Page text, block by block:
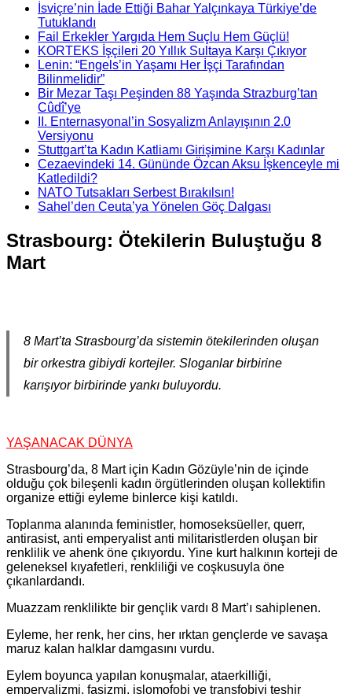
İsviçre’nin İade Ettiği Bahar Yalçınkaya Türkiye’de
Tutuklandı
Fail Erkekler Yargıda Hem Suçlu Hem Güçlü!
KORTEKS İşçileri 20 Yıllık Sultaya Karşı Çıkıyor
Lenin: “Engels’in Yaşamı Her İşçi Tarafından
Bilinmelidir”
Bir Mezar Taşı Peşinden 88 Yaşında Strazburg’tan
Cûdî’ye
II. Enternasyonal’in Sosyalizm Anlayışının 2.0
Versiyonu
Stuttgart’ta Kadın Katliamı Girişimine Karşı Kadınlar
Cezaevindeki 14. Gününde Özcan Aksu İşkenceyle mi
Katledildi?
NATO Tutsakları Serbest Bırakılsın!
Sahel’den Ceuta’ya Yönelen Göç Dalgası
Strasbourg: Ötekilerin Buluştuğu 8
Mart
8 Mart’ta Strasbourg’da sistemin ötekilerinden oluşan
bir orkestra gibiydi kortejler. Sloganlar birbirine
karışıyor birbirinde yankı buluyordu.
YAŞANACAK DÜNYA
Strasbourg’da, 8 Mart için Kadın Gözüyle’nin de içinde
olduğu çok bileşenli kadın örgütlerinden oluşan kollektifin
organize ettiği eyleme binlerce kişi katıldı.
Toplanma alanında feministler, homoseksüeller, querr,
antirasist, anti emperyalist anti militaristlerden oluşan bir
renklilik ve ahenk öne çıkıyordu. Yine kurt halkının korteji de
geleneksel kıyafetleri, renkliliği ve coşkusuyla öne
çıkanlardandı.
Muazzam renklilikte bir gençlik vardı 8 Mart’ı sahiplenen.
Eyleme, her renk, her cins, her ırktan gençlerde ve savaşa
maruz kalan halklar damgasını vurdu.
Eylem boyunca yapılan konuşmalar, ataerkilliği,
emperyalizmi, faşizmi, islomofobi ve transfobiyi teşhir